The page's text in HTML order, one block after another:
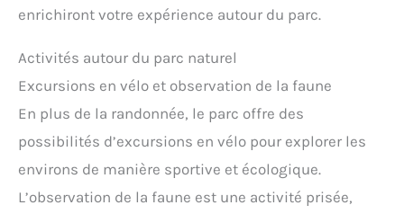
enrichiront votre expérience autour du parc.
Activités autour du parc naturel
Excursions en vélo et observation de la faune
En plus de la randonnée, le parc offre des
possibilités d’excursions en vélo pour explorer les
environs de manière sportive et écologique.
L’observation de la faune est une activité prisée,